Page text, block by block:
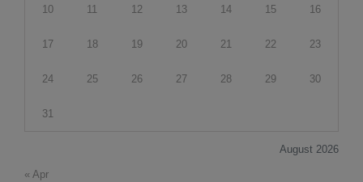
August 2026
10 11 12 13 14 15 16
17 18 19 20 21 22 23
24 25 26 27 28 29 30
31
« Apr